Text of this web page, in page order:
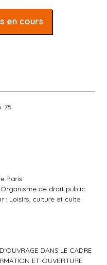
en cours
Paris
de droit public
: Loisirs, culture et culte
DANS LE CADRE
ET OUVERTURE